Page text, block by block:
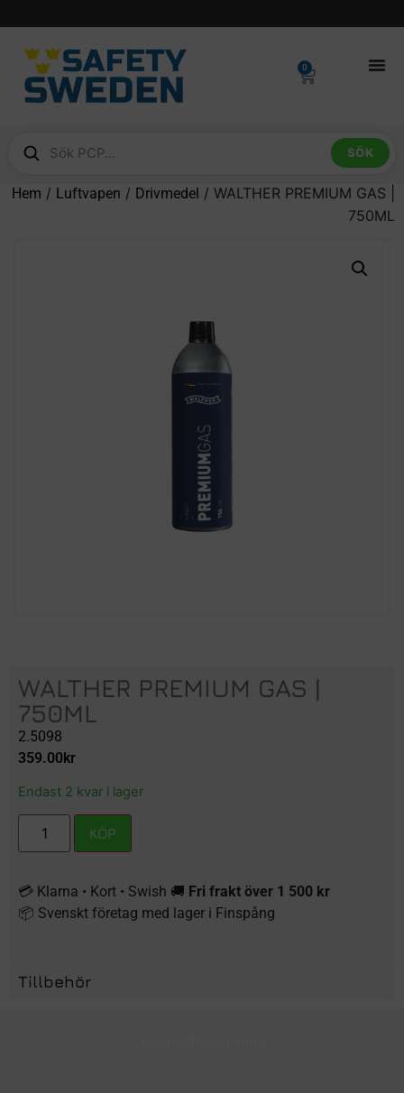
0
SÖK
Hem / Luftvapen / Drivmedel / WALTHER PREMIUM GAS |
750ML
WALTHER PREMIUM GAS |
750ML
2.5098
359.00kr
Endast 2 kvar i lager
KÖP
💳 Klarna • Kort • Swish 🚚 Fri frakt över 1 500 kr
📦 Svenskt företag med lager i Finspång
Tillbehör